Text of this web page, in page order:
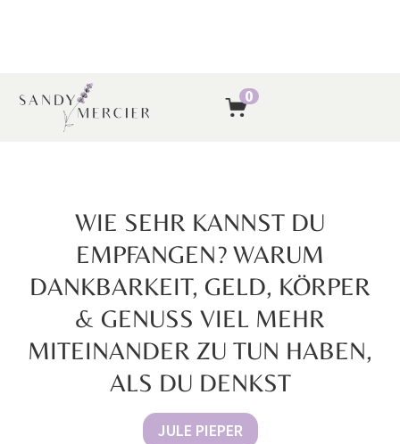
0
WIE SEHR KANNST DU
EMPFANGEN? WARUM
DANKBARKEIT, GELD, KÖRPER
& GENUSS VIEL MEHR
MITEINANDER ZU TUN HABEN,
ALS DU DENKST
JULE PIEPER